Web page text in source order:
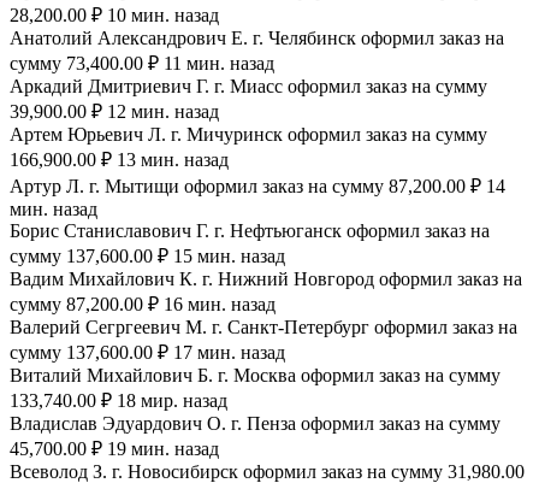
28,200.00 ₽ 10 мин. назад
Анатолий Александрович Е. г. Челябинск оформил заказ на
сумму 73,400.00 ₽ 11 мин. назад
Аркадий Дмитриевич Г. г. Миасс оформил заказ на сумму
39,900.00 ₽ 12 мин. назад
Артем Юрьевич Л. г. Мичуринск оформил заказ на сумму
166,900.00 ₽ 13 мин. назад
Артур Л. г. Мытищи оформил заказ на сумму 87,200.00 ₽ 14
мин. назад
Борис Станиславович Г. г. Нефтьюганск оформил заказ на
сумму 137,600.00 ₽ 15 мин. назад
Вадим Михайлович К. г. Нижний Новгород оформил заказ на
сумму 87,200.00 ₽ 16 мин. назад
Валерий Сегргеевич М. г. Санкт-Петербург оформил заказ на
сумму 137,600.00 ₽ 17 мин. назад
Виталий Михайлович Б. г. Москва оформил заказ на сумму
133,740.00 ₽ 18 мир. назад
Владислав Эдуардович О. г. Пенза оформил заказ на сумму
45,700.00 ₽ 19 мин. назад
Всеволод З. г. Новосибирск оформил заказ на сумму 31,980.00